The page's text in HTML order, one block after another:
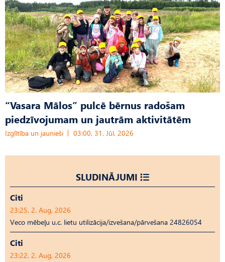
“Vasara Mālos” pulcē bērnus radošam
piedzīvojumam un jautrām aktivitātēm
Izglītība un jaunieši 03:00, 31. Jūl, 2026
SLUDINĀJUMI
Citi
23:25, 2. Aug, 2026
Veco mēbeļu u.c. lietu utilizācija/izvešana/pārvešana 24826054
Citi
23:22, 2. Aug, 2026